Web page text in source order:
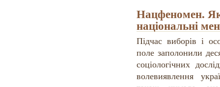
Нацфеномен.
національні
Підчас виборів і
поле заполонили
соціологічних
волевиявлення